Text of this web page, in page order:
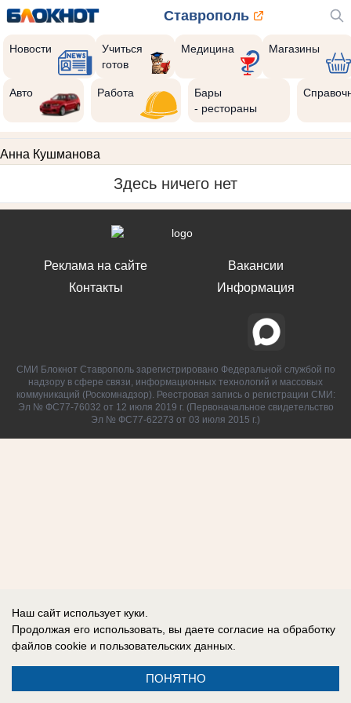
Ставрополь
Новости
Учиться
готов
Медицина Магазины
Авто Работа
Бары
- рестораны
Анна Кушманова
Здесь ничего нет
Реклама на сайте
Контакты
Вакансии
Информация
СМИ Блокнот Ставрополь зарегистрировано Федеральной службой по
надзору в сфере связи, информационных технологий и массовых
коммуникаций (Роскомнадзор). Реестровая запись о регистрации СМИ:
Эл № ФС77-76032 от 12 июля 2019 г. (Первоначальное свидетельство
Эл № ФС77-62273 от 03 июля 2015 г.)
Наш сайт использует куки.
Продолжая его использовать, вы даете согласие на обработку
файлов cookie и пользовательских данных.
ПОНЯТНО